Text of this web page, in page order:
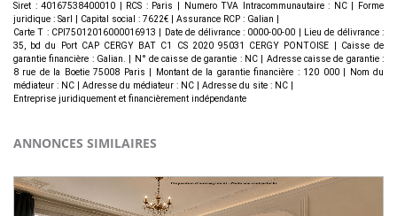
Siret : 40167538400010 | RCS : Paris | Numero TVA Intracommunautaire : NC | Forme
juridique : Sarl | Capital social : 7622€ | Assurance RCP : Galian |
Carte T : CPI75012016000016913 | Date de délivrance : 0000-00-00 | Lieu de délivrance :
35, bd du Port CAP CERGY BAT C1 CS 2020 95031 CERGY PONTOISE | Caisse de
garantie financière : Galian. | N° de caisse de garantie : NC | Adresse caisse de garantie :
8 rue de la Boetie 75008 Paris | Montant de la garantie financière : 120 000 | Nom du
médiateur : NC | Adresse du médiateur : NC | Adresse du site : NC |
Entreprise juridiquement et financièrement indépendante
ANNONCES SIMILAIRES